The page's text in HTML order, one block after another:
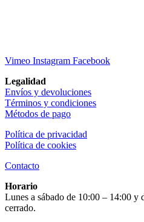
Vimeo Instagram Facebook
Legalidad
Envíos y devoluciones
Términos y condiciones
Métodos de pago
Política de privacidad
Política de cookies
Contacto
Horario
Lunes a sábado de 10:00 – 14:00
cerrado.